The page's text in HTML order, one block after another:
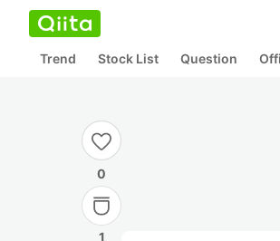
Trend Stock List Question
0
1